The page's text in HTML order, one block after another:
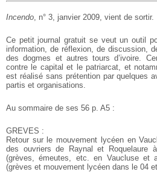
Incendo, n° 3, janvier 2009, vient de sortir.
Ce petit journal gratuit se veut un outil
information, de réflexion, de discussion,
des dogmes et autres tours d’ivoire.
contre le capital et le patriarcat, et
est réalisé sans prétention par quelques
partis et organisations.
Au sommaire de ses 56 p. A5 :
GREVES :
Retour sur le mouvement lycéen en
des ouvriers de Raynal et Roquelaure
(grèves, émeutes, etc. en Vaucluse et
(grèves et mouvement lycéen dans le 04